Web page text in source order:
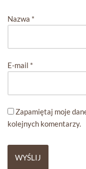
Nazwa *
E-mail *
Zapamiętaj moje
kolejnych komentarzy.